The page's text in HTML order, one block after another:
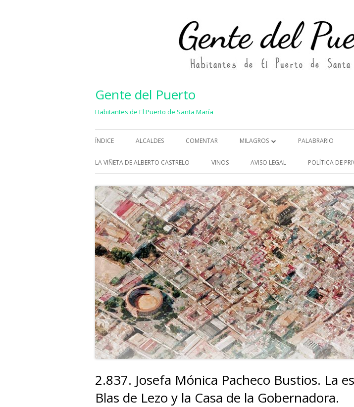
Gente del Puerto
Habitantes de El Puerto de Santa María
Menú
principal
ÍNDICE ALCALDES COMENTAR MILAGROS
MILAGROS (2)
PALABRARIO
LA VIÑETA DE ALBERTO CASTRELO VINOS AVISO LEGAL POLÍTICA DE
2.837. Josefa Mónica Pacheco Bustios. La
Blas de Lezo y la Casa de la Gobernadora.